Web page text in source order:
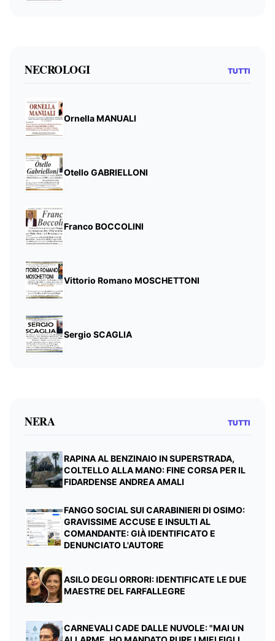
NECROLOGI TUTTI
Ornella MANUALI
Otello GABRIELLONI
Franco BOCCOLINI
Vittorio Romano MOSCHETTONI
Sergio SCAGLIA
NERA TUTTI
RAPINA AL BENZINAIO IN SUPERSTRADA,
COLTELLO ALLA MANO: FINE CORSA PER IL
FIDARDENSE ANDREA AMALI
FANGO SOCIAL SUI CARABINIERI DI OSIMO:
GRAVISSIME ACCUSE E INSULTI AL
COMANDANTE: GIÀ IDENTIFICATO E
DENUNCIATO L'AUTORE
ASILO DEGLI ORRORI: IDENTIFICATE LE DUE
MAESTRE DEL FARFALLEGRE
CARNEVALI CADE DALLE NUVOLE: "MAI UN